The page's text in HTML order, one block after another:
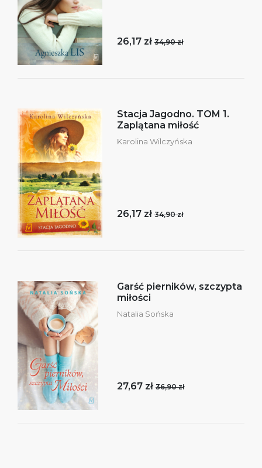
26,17 zł 34,90 zł
Stacja Jagodno. TOM 1.
Zaplątana miłość
Karolina Wilczyńska
26,17 zł 34,90 zł
Garść pierników, szczypta
miłości
Natalia Sońska
27,67 zł 36,90 zł